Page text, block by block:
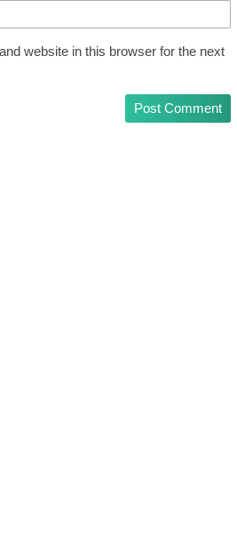
website in this browser for the next